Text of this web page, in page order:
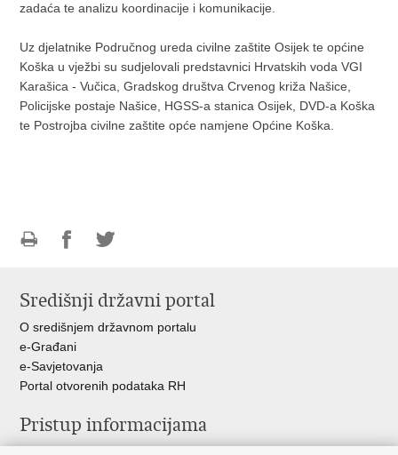
zadaća te analizu koordinacije i komunikacije.
Uz djelatnike Područnog ureda civilne zaštite Osijek te općine
Koška u vježbi su sudjelovali predstavnici Hrvatskih voda VGI
Karašica - Vučica, Gradskog društva Crvenog križa Našice,
Policijske postaje Našice, HGSS-a stanica Osijek, DVD-a Koška
te Postrojba civilne zaštite opće namjene Općine Koška.
FacebookuTwitteru
Središnji državni portal
O središnjem državnom portalu
e-Građani
e-Savjetovanja
Portal otvorenih podataka RH
Pristup informacijama